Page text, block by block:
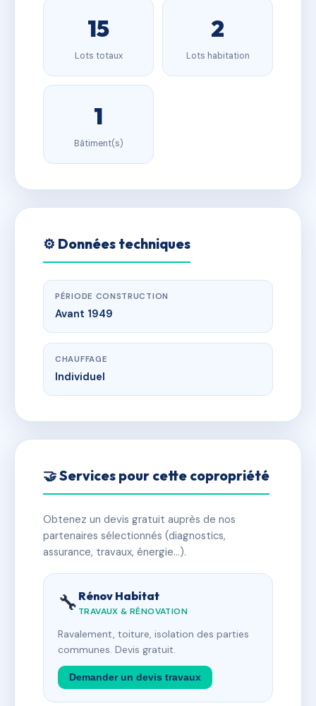
15
Lots totaux
2
Lots habitation
1
Bâtiment(s)
⚙️ Données techniques
PÉRIODE CONSTRUCTION
Avant 1949
CHAUFFAGE
Individuel
🤝 Services pour cette copropriété
Obtenez un devis gratuit auprès de nos
partenaires sélectionnés (diagnostics,
assurance, travaux, énergie…).
🔧 Rénov Habitat
TRAVAUX & RÉNOVATION
Ravalement, toiture, isolation des parties
communes. Devis gratuit.
Demander un devis travaux